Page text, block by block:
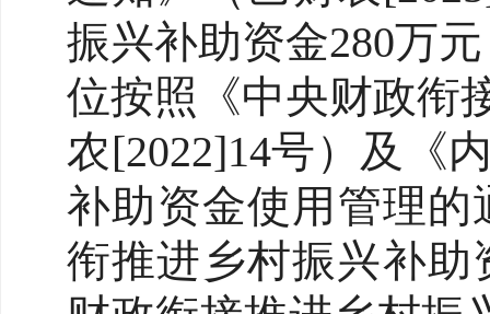
振兴补助资金280万
位按照《中央财政衔
农[2022]14号）及《
补助资金使用管理的
衔推进乡村振兴补助